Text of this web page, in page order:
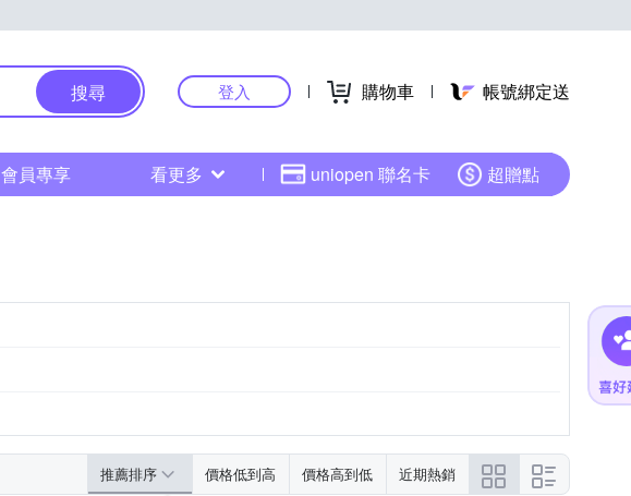
搜尋 登入 購物車 帳號綁定送
會員專享 看更多 uniopen 聯名卡 超贈點
推薦排序 價格低到高 價格高到低 近期熱銷